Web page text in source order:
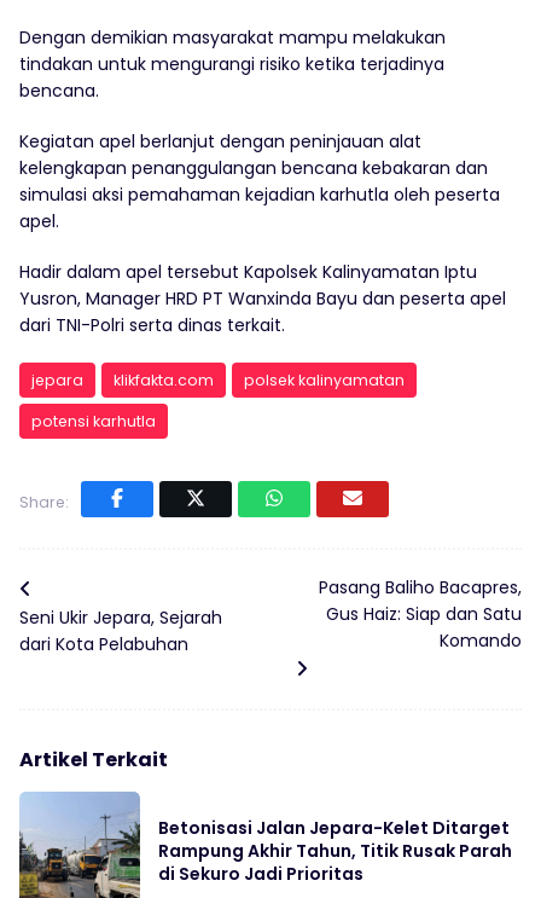
Dengan demikian masyarakat mampu melakukan
tindakan untuk mengurangi risiko ketika terjadinya
bencana.
Kegiatan apel berlanjut dengan peninjauan alat
kelengkapan penanggulangan bencana kebakaran dan
simulasi aksi pemahaman kejadian karhutla oleh peserta
apel.
Hadir dalam apel tersebut Kapolsek Kalinyamatan Iptu
Yusron, Manager HRD PT Wanxinda Bayu dan peserta apel
dari TNI-Polri serta dinas terkait.
jepara klikfakta.com
polsek kalinyamatan
potensi karhutla
Share:
Seni Ukir Jepara, Sejarah
dari Kota Pelabuhan
Pasang Baliho Bacapres,
Gus Haiz: Siap dan Satu
Komando
Artikel Terkait
Betonisasi Jalan Jepara-Kelet Ditarget
Rampung Akhir Tahun, Titik Rusak Parah
di Sekuro Jadi Prioritas